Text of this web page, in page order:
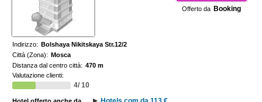
Offerto da Booking
Indirizzo: Bolshaya Nikitskaya Str.12/2
Città (Zona): Mosca
Distanza dal centro città: 470 m
Valutazione clienti:
4/ 10